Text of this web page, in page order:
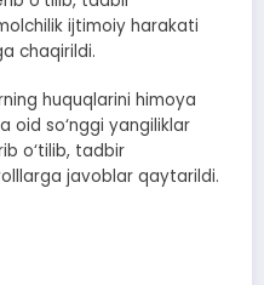
ijtimoiy harakati
chaqirildi.
huquqlarini himoya
oid so‘nggi yangiliklar
o‘tilib, tadbir
javoblar qaytarildi.